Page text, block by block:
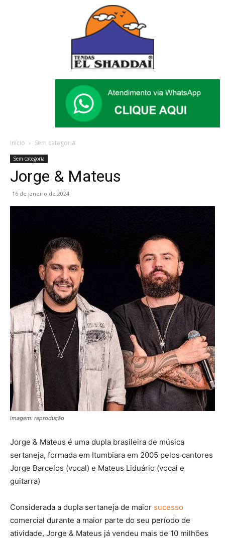
Início Sem categoria
Sem categoria
Jorge & Mateus
16 de janeiro de 2024
imagem: reprodução
Jorge & Mateus é uma dupla brasileira de música
sertaneja, formada em Itumbiara em 2005 pelos cantores
Jorge Barcelos (vocal) e Mateus Liduário (vocal e
guitarra)
Considerada a dupla sertaneja de maior sucesso
comercial durante a maior parte do seu período de
atividade, Jorge & Mateus já vendeu mais de 10 milhões